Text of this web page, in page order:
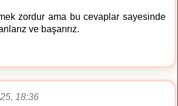
zordur ama bu cevaplar sayesinde
ve başarırız.
18:36